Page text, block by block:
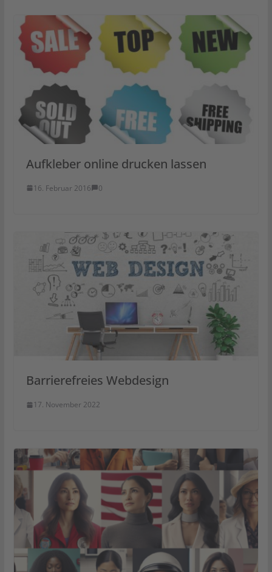
Aufkleber online drucken lassen
16. Februar 2016 0
Barrierefreies Webdesign
17. November 2022